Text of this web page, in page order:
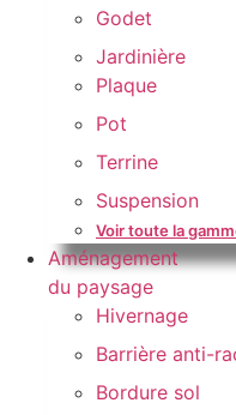
Godet
Jardinière
Plaque
Pot
Terrine
Suspension
Voir toute la
Aménagement
du paysage
Hivernage
Barrière anti-
Bordure sol